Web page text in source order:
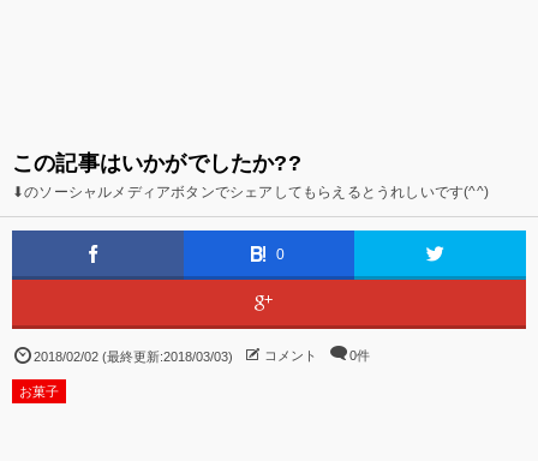
この記事はいかがでしたか??
⬇のソーシャルメディアボタンでシェアしてもらえるとうれしいです(^^)
0
2018/02/02 (最終更新:2018/03/03) コメント 0件
お菓子